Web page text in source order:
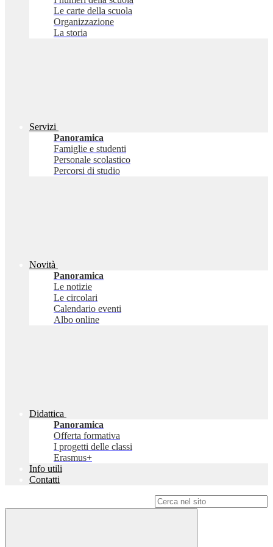
Le carte della scuola
Organizzazione
La storia
Servizi
Panoramica
Famiglie e studenti
Personale scolastico
Percorsi di studio
Novità
Panoramica
Le notizie
Le circolari
Calendario eventi
Albo online
Didattica
Panoramica
Offerta formativa
I progetti delle classi
Erasmus+
Info utili
Contatti